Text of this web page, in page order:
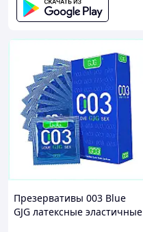
Презервативы 003 Blue
GJG латексные эластичные